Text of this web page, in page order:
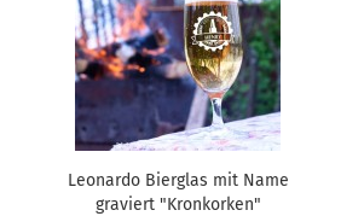
Leonardo Bierglas mit Name
graviert "Kronkorken"